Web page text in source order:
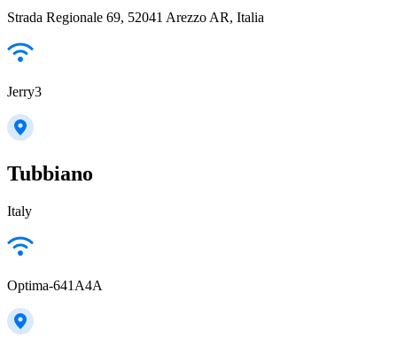
Strada Regionale 69, 52041 Arezzo AR, Italia
Jerry3
Tubbiano
Italy
Optima-641A4A